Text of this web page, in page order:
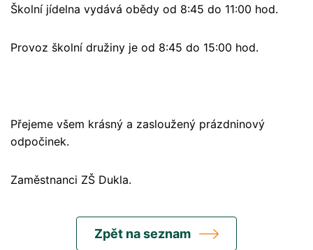
Školní jídelna vydává obědy od 8:45 do 11:00 hod.
Provoz školní družiny je od 8:45 do 15:00 hod.
Přejeme všem krásný a zasloužený prázdninový
odpočinek.
Zaměstnanci ZŠ Dukla.
Zpět na seznam